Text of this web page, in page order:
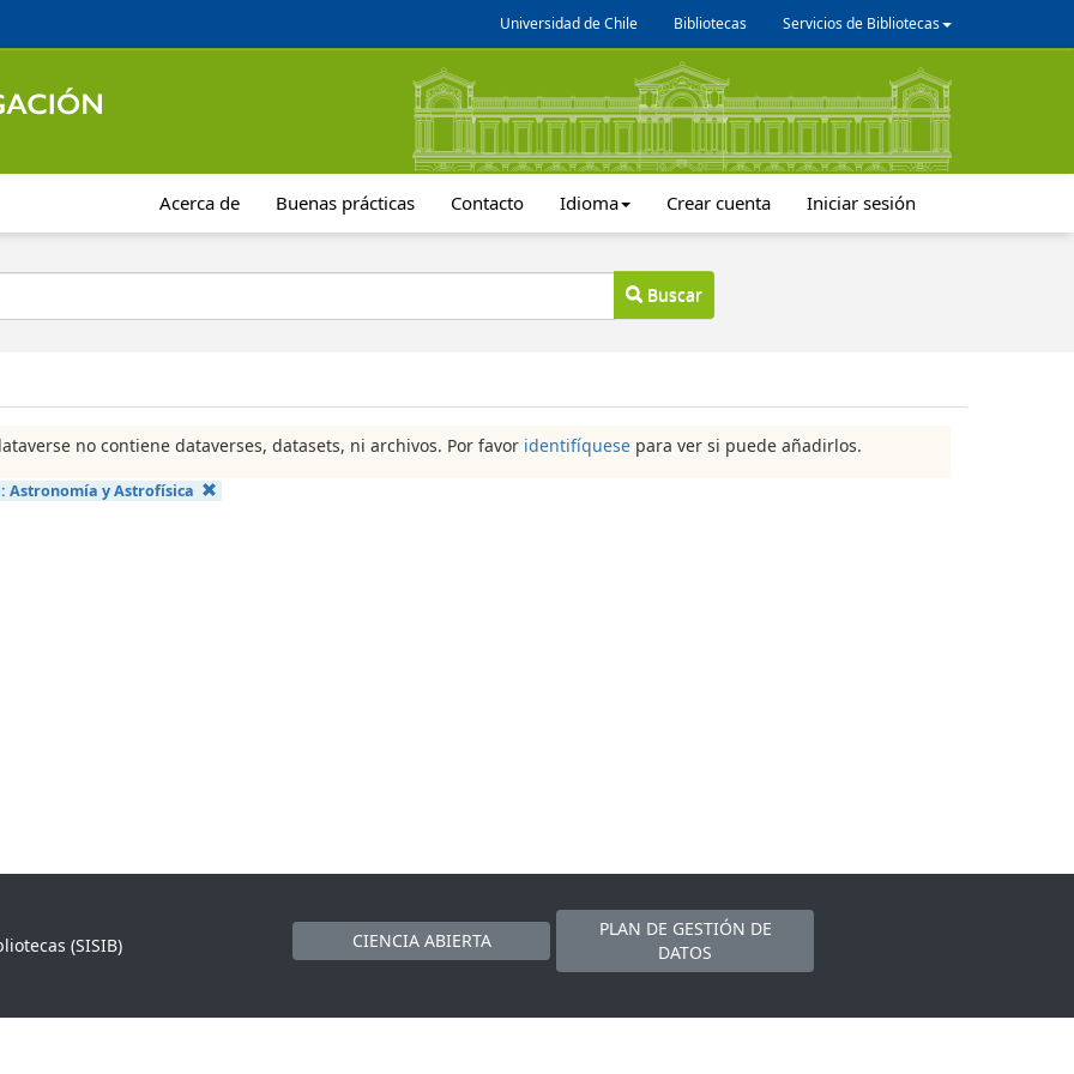
Universidad de Chile Bibliotecas Servicios de Bibliotecas
Acerca de Buenas prácticas Contacto Idioma Crear cuenta Iniciar sesión
Buscar
no contiene dataverses, datasets, ni archivos. Por favor identifíquese para ver si puede añadirlos.
Astronomía y Astrofísica
(SISIB)
CIENCIA ABIERTA
PLAN DE GESTIÓN DE
DATOS